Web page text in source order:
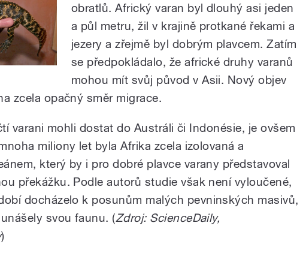
obratlů. Africký varan byl dlouhý asi jeden
a půl metru, žil v krajině protkané řekami a
jezery a zřejmě byl dobrým plavcem. Zatím
se předpokládalo, že africké druhy varanů
mohou mít svůj původ v Asii. Nový objev
zcela opačný směr migrace.
varani mohli dostat do Austráli či Indonésie, je ovšem
miliony let byla Afrika zcela izolovaná a
který by i pro dobré plavce varany představoval
překážku. Podle autorů studie však není vyloučené,
docházelo k posunům malých pevninských masivů,
svou faunu. (Zdroj: ScienceDaily,
)